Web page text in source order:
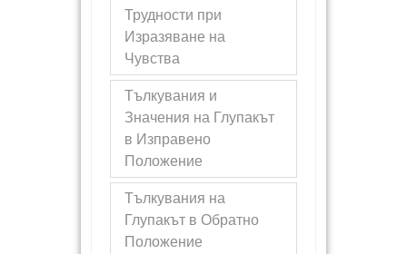
Трудности при
Изразяване на
Чувства
Тълкувания и
Значения на Глупакът
в Изправено
Положение
Тълкувания на
Глупакът в Обратно
Положение